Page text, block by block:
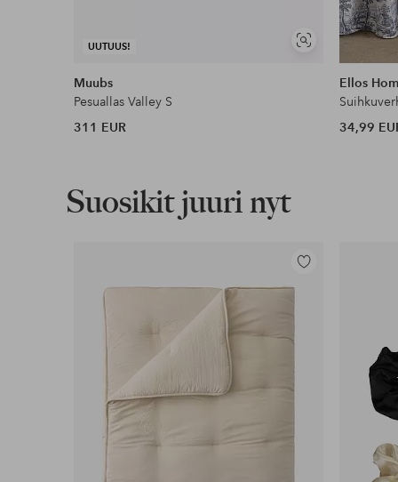
UUTUUS!
Näytä
samankaltaisia
Muubs
Pesuallas Valley S
311 EUR
Ellos
34,99
Suosikit juuri nyt
Lisää
suosikkeihin